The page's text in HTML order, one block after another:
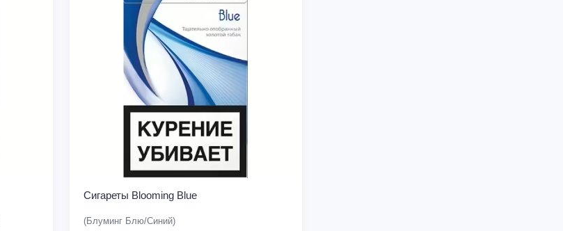
Сигареты Blooming Blue
(Блуминг Блю/Синий)